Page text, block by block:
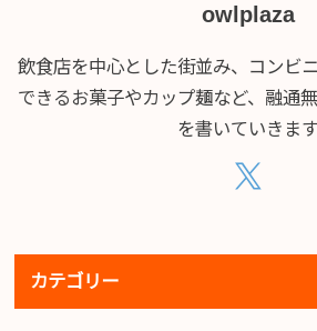
owlplaza
飲食店を中心とした街並み、コンビ
できるお菓子やカップ麺など、融通
を書いていきま
カテゴリー